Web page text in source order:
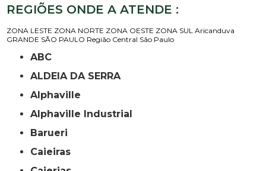
REGIÕES ONDE A ATENDE :
ZONA LESTE ZONA NORTE ZONA OESTE ZONA SUL Aricanduva
GRANDE SÃO PAULO Região Central São Paulo
ABC
ALDEIA DA SERRA
Alphaville
Alphaville Industrial
Barueri
Caieiras